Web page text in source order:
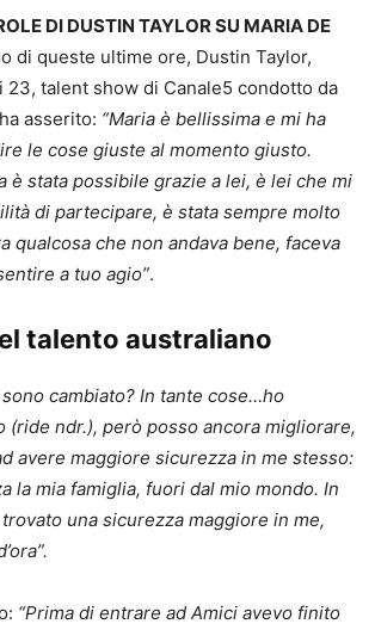
DI DUSTIN TAYLOR SU MARIA DE
di queste ultime ore, Dustin Taylor,
23, talent show di Canale5 condotto da
asserito: “Maria è bellissima e mi ha
le cose giuste al momento giusto.
è stata possibile grazie a lei, è lei che mi
di partecipare, è stata sempre molto
qualcosa che non andava bene, faceva
a tuo agio”.
talento australiano
sono cambiato? In tante cose…ho
(ride ndr.), però posso ancora migliorare,
avere maggiore sicurezza in me stesso:
la mia famiglia, fuori dal mio mondo. In
una sicurezza maggiore in me,
“Prima di entrare ad Amici avevo finito